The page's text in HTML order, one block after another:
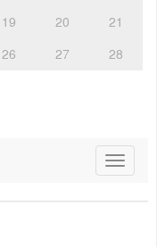
19 20
21
26 27
28
Toggle